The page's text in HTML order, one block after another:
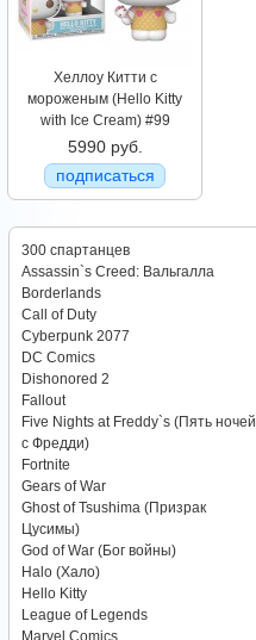
Хеллоу Китти с
мороженым (Hello Kitty
with Ice Cream) #99
5990 руб.
подписаться
300 спартанцев
Assassin`s Creed: Вальгалла
Borderlands
Call of Duty
Cyberpunk 2077
DC Comics
Dishonored 2
Fallout
Five Nights at Freddy`s (Пять ночей
с Фредди)
Fortnite
Gears of War
Ghost of Tsushima (Призрак
Цусимы)
God of War (Бог войны)
Halo (Хало)
Hello Kitty
League of Legends
Marvel Comics